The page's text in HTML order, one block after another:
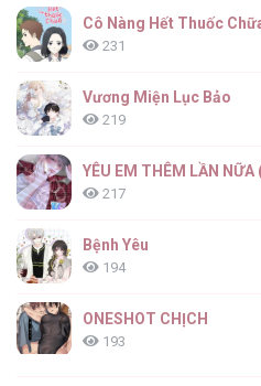
Cô Nàng Hết Thuốc
231
Vương Miện Lục Bảo
219
YÊU EM THÊM LẦN NỮA
217
Bệnh Yêu
194
ONESHOT CHỊCH
193